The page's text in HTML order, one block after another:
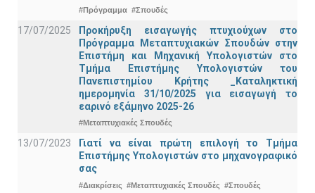
#Πρόγραμμα #Σπουδές
17/07/2025
Προκήρυξη εισαγωγής πτυχιούχων στo
Πρόγραμμα Μεταπτυχιακών Σπουδών στην
Επιστήμη και Μηχανική Υπολογιστών στο
Τμήμα Eπιστήμης Υπολογιστών του
Πανεπιστημίου Κρήτης _Καταληκτική
ημερομηνία 31/10/2025 για εισαγωγή το
εαρινό εξάμηνο 2025-26
#Μεταπτυχιακές Σπουδές
13/07/2023
Γιατί να είναι πρώτη επιλογή το Τμήμα
Επιστήμης Υπολογιστών στο μηχανογραφικό
σας
#Διακρίσεις #Μεταπτυχιακές Σπουδές #Σπουδές